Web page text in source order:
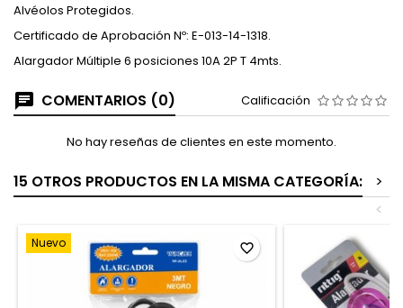
Alvéolos Protegidos.
Certificado de Aprobación Nº: E-013-14-1318.
Alargador Múltiple 6 posiciones 10A 2P T 4mts.
COMENTARIOS (0) Calificación
No hay reseñas de clientes en este momento.
15 OTROS PRODUCTOS EN LA MISMA CATEGORÍA:
>
<
Nuevo favorite_border